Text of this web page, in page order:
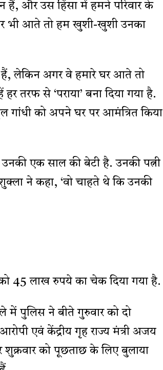
हैं, और उस हिंसा में हमने परिवार के
भी आते तो हम खुशी-खुशी उनका
लेकिन अगर वे हमारे घर आते तो
तरफ से ‘पराया’ बना दिया गया है.
गांधी को अपने घर पर आमंत्रित किया
एक साल की बेटी है. उनकी पत्नी
ने कहा, ‘वो चाहते थे कि उनकी
45 लाख रुपये का चेक दिया गया है.
में पुलिस ने बीते गुरुवार को दो
एवं केंद्रीय गृह राज्य मंत्री अजय
को पूछताछ के लिए बुलाया